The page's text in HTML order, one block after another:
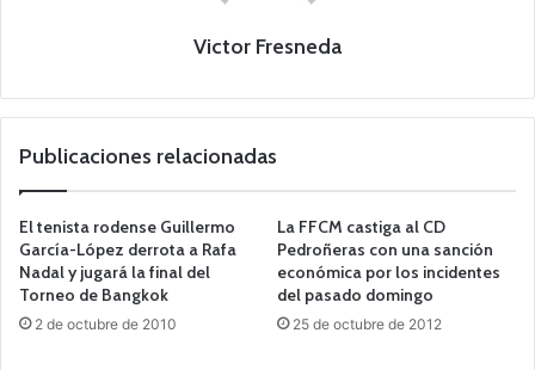
Victor Fresneda
Publicaciones relacionadas
El tenista rodense Guillermo
García-López derrota a Rafa
Nadal y jugará la final del
Torneo de Bangkok
2 de octubre de 2010
La FFCM castiga al CD
Pedroñeras con una sanción
económica por los incidentes
del pasado domingo
25 de octubre de 2012